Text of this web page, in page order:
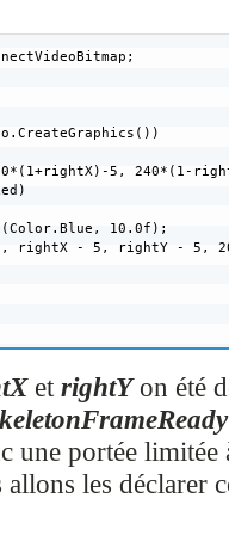
5, 240*(1-
10.0f);
rightX - 5, rightY - 5,
et rightY on été
une portée
les déclarer